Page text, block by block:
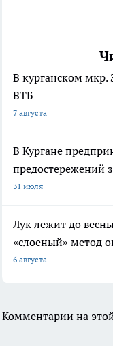
В курганском
ВТБ
7 августа
В Кургане
предостережений
31 июля
Лук лежит до
«слоеный» метод
6 августа
Комментарии на